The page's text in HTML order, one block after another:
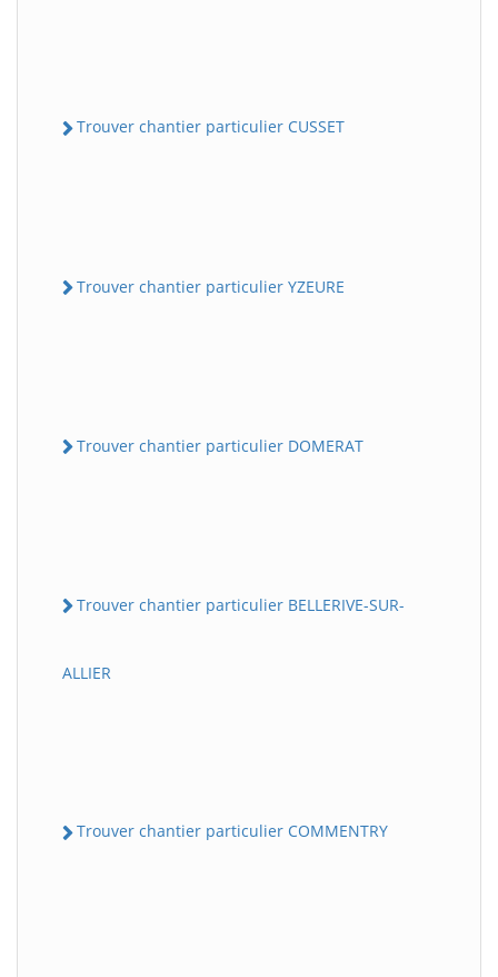
Trouver chantier particulier CUSSET
Trouver chantier particulier YZEURE
Trouver chantier particulier DOMERAT
Trouver chantier particulier BELLERIVE-SUR-
ALLIER
Trouver chantier particulier COMMENTRY